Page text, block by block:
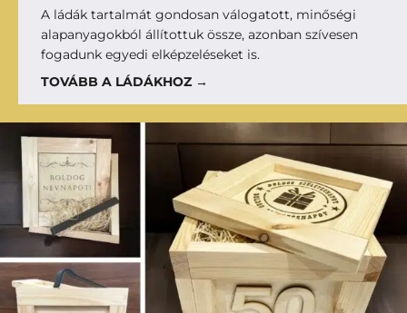
A ládák tartalmát gondosan válogatott, minőségi
alapanyagokból állítottuk össze, azonban szívesen
fogadunk egyedi elképzeléseket is.
TOVÁBB A LÁDÁKHOZ →